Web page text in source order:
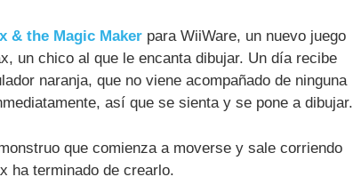
& the Magic Maker para WiiWare, un nuevo juego
un chico al que le encanta dibujar. Un día recibe
naranja, que no viene acompañado de ninguna
así que se sienta y se pone a dibujar.
que comienza a moverse y sale corriendo
ha terminado de crearlo.